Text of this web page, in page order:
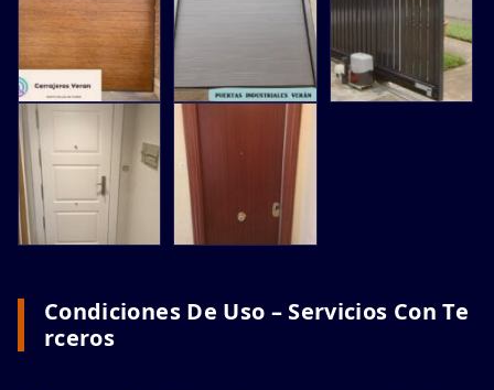
Condiciones De Uso – Servicios Con Te
Rceros